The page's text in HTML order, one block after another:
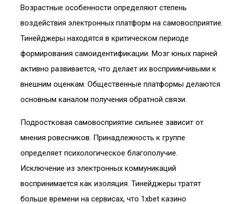
Возрастные особенности определяют степень
воздействия электронных платформ на самовосприятие.
Тинейджеры находятся в критическом периоде
формирования самоидентификации. Мозг юных парней
активно развивается, что делает их восприимчивыми к
внешним оценкам. Общественные платформы делаются
основным каналом получения обратной связи.
Подростковая самовосприятие сильнее зависит от
мнения ровесников. Принадлежность к группе
определяет психологическое благополучие.
Исключение из электронных коммуникаций
воспринимается как изоляция. Тинейджеры тратят
больше времени на сервисах, что 1xbet казино